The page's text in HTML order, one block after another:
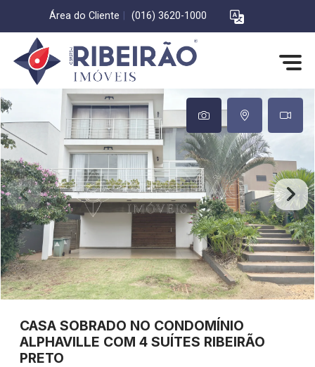
Área do Cliente (016) 3620-1000
CASA SOBRADO NO CONDOMÍNIO
ALPHAVILLE COM 4 SUÍTES RIBEIRÃO
PRETO